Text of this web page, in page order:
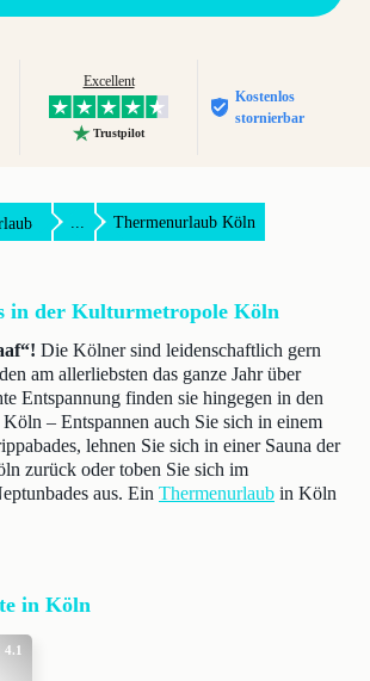
Excellent
Trustpilot
Kostenlos
stornierbar
... Thermenurlaub Köln
in der Kulturmetropole Köln
Die Kölner sind leidenschaftlich gern
am allerliebsten das ganze Jahr über
Entspannung finden sie hingegen in den
– Entspannen auch Sie sich in einem
lehnen Sie sich in einer Sauna der
zurück oder toben Sie sich im
aus. Ein Thermenurlaub in Köln
in Köln
4.1